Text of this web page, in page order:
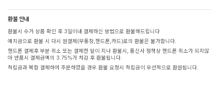
환불 안내
환불시 수거 상품 확인 후 3일이내 결제하신 방법으로 환불해드립니다
예치금으로 환불 시 다시 원결제(무통장,핸드폰,카드)로의 환불은 불가합니다.
핸드폰 결제후 부분 취소 또는 결제한 달이 지나 환불시, 통신사 정책상 핸드폰 취소가 되지않
아 반품시 결제금액의 3.75%가 차감 후 환불됩니다.
적립금과 복합 결제하여 주문하였을 경우 환불 요청시 적립금이 우선적으로 환원됩니다.